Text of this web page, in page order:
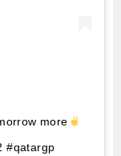
more
#qatargp